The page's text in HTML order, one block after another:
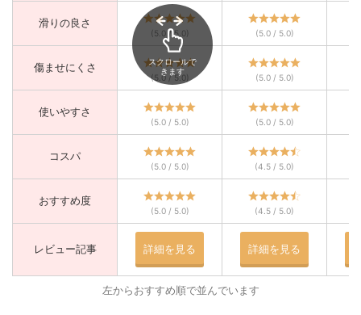
滑りの良さ
(5.0 / 5.0) (5.0 / 5.0)
傷ませにくさ
(5.0 / 5.0) (5.0 / 5.0)
使いやすさ
(5.0 / 5.0) (5.0 / 5.0)
コスパ
(5.0 / 5.0) (4.5 / 5.0)
おすすめ度
(5.0 / 5.0) (4.5 / 5.0)
レビュー記事 詳細を見る 詳細を見る
スクロールで
きます
左からおすすめ順で並んでいます